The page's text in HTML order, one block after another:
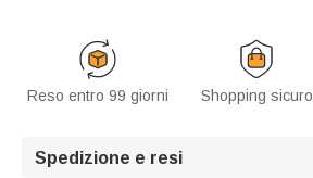
Reso entro 99 giorni Shopping sicuro
Spedizione e resi